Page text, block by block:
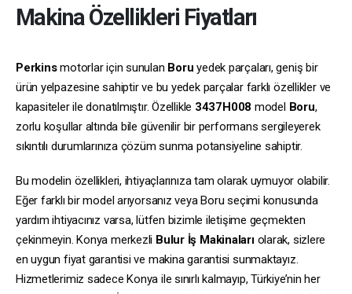
Makina Özellikleri Fiyatları
Perkinsmotorlar için sunulan Boru yedek parçaları, geniş bir
ürün yelpazesine sahiptir ve bu yedek parçalar farklı özellikler ve
kapasiteler ile donatılmıştır. Özellikle 3437H008 model Boru,
zorlu koşullar altında bile güvenilir bir performans sergileyerek
sıkıntılı durumlarınıza çözüm sunma potansiyeline sahiptir.
Bu modelin özellikleri, ihtiyaçlarınıza tam olarak uymuyor olabilir.
Eğer farklı bir model arıyorsanız veya Boru seçimi konusunda
yardım ihtiyacınız varsa, lütfen bizimle iletişime geçmekten
çekinmeyin. Konya merkezli Bulur İş Makinalarıolarak, sizlere
en uygun fiyat garantisi ve makina garantisi sunmaktayız.
Hizmetlerimiz sadece Konya ile sınırlı kalmayıp, Türkiye’nin her